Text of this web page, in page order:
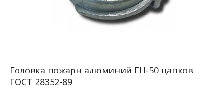
Головка пожарн алюминий ГЦ-50 цапков
ГОСТ 28352-89